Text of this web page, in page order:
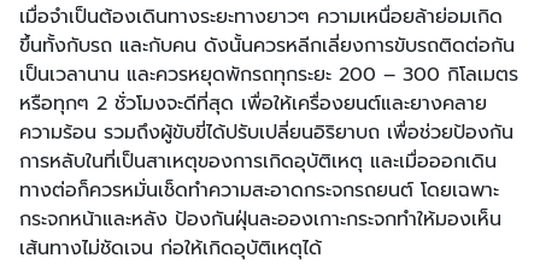
เมื่อจำเป็นต้องเดินทางระยะทางยาวๆ ความเหนื่อยล้าย่อมเกิด
ขึ้นทั้งกับรถ และกับคน ดังนั้นควรหลีกเลี่ยงการขับรถติดต่อกัน
เป็นเวลานาน และควรหยุดพักรถทุกระยะ 200 – 300 กิโลเมตร
หรือทุกๆ 2 ชั่วโมงจะดีที่สุด เพื่อให้เครื่องยนต์และยางคลาย
ความร้อน รวมถึงผู้ขับขี่ได้ปรับเปลี่ยนอิริยาบถ เพื่อช่วยป้องกัน
การหลับในที่เป็นสาเหตุของการเกิดอุบัติเหตุ และเมื่อออกเดิน
ทางต่อก็ควรหมั่นเช็ดทำความสะอาดกระจกรถยนต์ โดยเฉพาะ
กระจกหน้าและหลัง ป้องกันฝุ่นละอองเกาะกระจกทำให้มองเห็น
เส้นทางไม่ชัดเจน ก่อให้เกิดอุบัติเหตุได้